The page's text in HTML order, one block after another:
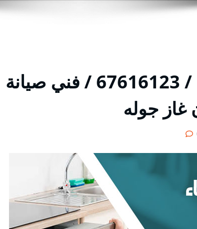
تصليح طباخات الفيحاء / 67616123 / فني صيانة
جوله